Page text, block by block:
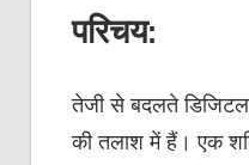
परिचय:
तेजी से बदलते डिजिटल
की तलाश में हैं। एक